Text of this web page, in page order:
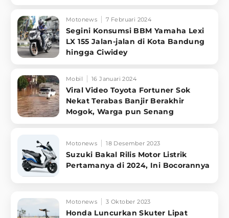
Motonews 7 Februari 2024
Segini Konsumsi BBM Yamaha Lexi
LX 155 Jalan-jalan di Kota Bandung
hingga Ciwidey
Mobil 16 Januari 2024
Viral Video Toyota Fortuner Sok
Nekat Terabas Banjir Berakhir
Mogok, Warga pun Senang
Motonews 18 Desember 2023
Suzuki Bakal Rilis Motor Listrik
Pertamanya di 2024, Ini Bocorannya
Motonews 3 Oktober 2023
Honda Luncurkan Skuter Lipat